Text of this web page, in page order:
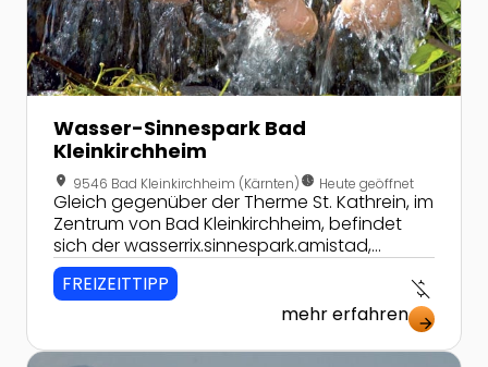
Wasser-Sinnespark Bad
Kleinkirchheim
location_on 9546 Bad Kleinkirchheim (Kärnten)nest_clock_farsight_analog Heute geöffnet
Gleich gegenüber der Therme St. Kathrein, im
Zentrum von Bad Kleinkirchheim, befindet
sich der wasserrix.sinnespark.amistad,
einerseits ein Kur-Entspannungsbereich im
Kurpark, aber auch ein Spielerlebnisbereich
für Kinder. Das einmalige Ambiente dieses ein
Wasserspielplatzes begeistert Jung wie Alt.
FREIZEITTIPP money_off
mehr erfahren arrow_forward
Zur Detailseite von Pirkdorfer See